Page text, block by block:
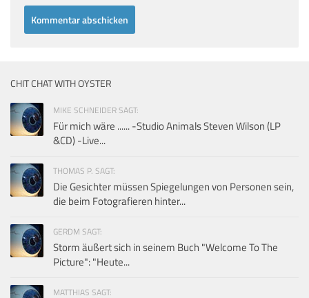
CHIT CHAT WITH OYSTER
MIKE SCHNEIDER SAGT:
Für mich wäre ...... -Studio Animals Steven Wilson (LP
&CD) -Live...
THOMAS P. SAGT:
Die Gesichter müssen Spiegelungen von Personen sein,
die beim Fotografieren hinter...
GERDM SAGT:
Storm äußert sich in seinem Buch "Welcome To The
Picture": "Heute...
MATTHIAS SAGT: